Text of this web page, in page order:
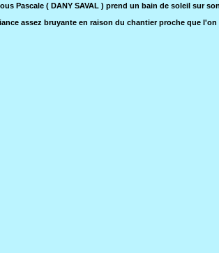
Pascale ( DANY SAVAL ) prend un bain de soleil sur
assez bruyante en raison du chantier proche que